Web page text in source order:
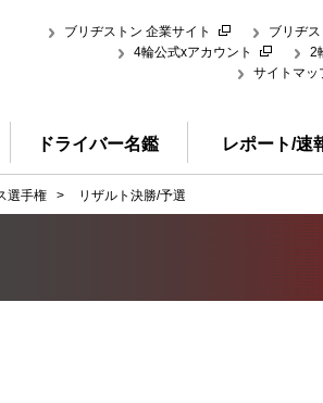
ブリヂストン 企業サイト
ブリヂ
4輪公式xアカウント
2
サイトマッ
ドライバー名鑑 レポート/速
選手権 > リザルト決勝/予選